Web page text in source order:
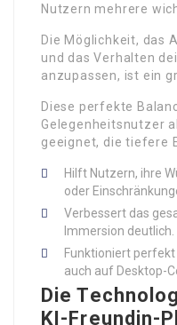
Nutzern mehrere
Die Möglichkeit, das
und das Verhalten
anzupassen, ist ein
Diese perfekte
Gelegenheitsnutzer
geeignet, die tiefere
Hilft Nutzern, ihre
oder
Verbessert das
Immersion deutlich.
Funktioniert
auch auf Desktop-
Die
KI-Freundin-